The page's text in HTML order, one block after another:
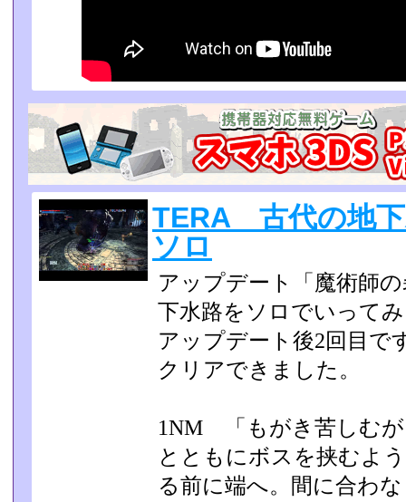
TERA 古代の地
ソロ
アップデート「魔術師
下水路をソロでいって
アップデート後2回目で
クリアできました。
1NM 「もがき苦しむ
とともにボスを挟むよ
る前に端へ。間に合わ